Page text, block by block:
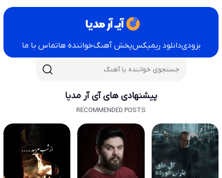
بزودیدانلود ریمیکسپخش آهنگخواننده هاتماس با ما
پیشنهادی های آی آر مدیا
RECOMMENDED POSTS